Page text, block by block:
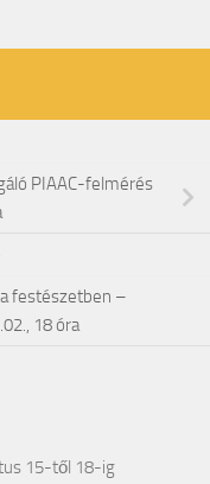
PIAAC-felmérés
festészetben –
18 óra
15-től 18-ig